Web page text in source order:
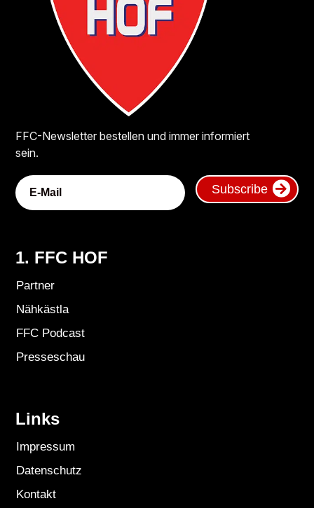
FFC-Newsletter bestellen und immer informiert
sein.
Subscribe
1. FFC HOF
Partner
Nähkästla
FFC Podcast
Presseschau
Links
Impressum
Datenschutz
Kontakt